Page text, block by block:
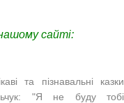
сайті:
та пізнавальні казки
"Я не буду тобі